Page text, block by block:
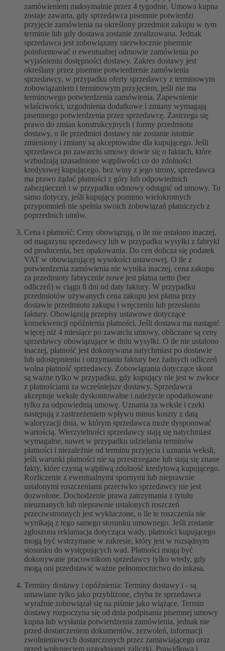
zamówieniem maksymalnie przez 4 tygodnie. Umowa kupna
zostaje zawarta, gdy sprzedawca pisemnie potwierdzi
przyjęcie zamówienia na określony przedmiot zakupu w tym
terminie lub gdy dostawa zostanie zrealizowana. Jednak
sprzedawca jest zobowiązany niezwłocznie pisemnie
poinformować o ewentualnej odmowie zamówienia po
wyjaśnieniu dostępności dostawy. Zakres dostawy jest
określany przez pisemne potwierdzenie zamówienia
sprzedawcy, w przypadku oferty sprzedawcy z terminowym
zobowiązaniem i terminowym przyjęciem, jeśli nie ma
terminowego potwierdzenia zamówienia. Zapewnienie
właściwości, uzgodnienia dodatkowe i zmiany wymagają
pisemnego potwierdzenia przez sprzedawcę. Zastrzega się
prawo do zmian konstrukcyjnych i formy przedmiotu
dostawy, o ile przedmiot dostawy nie zostanie istotnie
zmieniony i zmiany są akceptowalne dla kupującego. Jeśli
sprzedawca po zawarciu umowy dowie się o faktach, które
wzbudzają uzasadnione wątpliwości co do zdolności
kredytowej kupującego, bez winy z jego strony, sprzedawca
ma prawo żądać płatności z góry lub odpowiednich
zabezpieczeń i w przypadku odmowy odstąpić od umowy. To
samo dotyczy, jeśli kupujący pomimo wielokrotnych
przypomnień nie spełnia swoich zobowiązań płatniczych z
poprzednich umów.
Cena i płatność: Ceny obowiązują, o ile nie ustalono inaczej,
od magazynu sprzedawcy lub w przypadku wysyłki z fabryki
od producenta, bez opakowania. Do cen dolicza się podatek
VAT w obowiązującej wysokości ustawowej. O ile z
potwierdzenia zamówienia nie wynika inaczej, cena zakupu
za przedmioty fabrycznie nowe jest płatna netto (bez
odliczeń) w ciągu 8 dni od daty faktury. W przypadku
przedmiotów używanych cena zakupu jest płatna przy
dostawie przedmiotu zakupu i wręczeniu lub przesłaniu
faktury. Obowiązują przepisy ustawowe dotyczące
konsekwencji opóźnienia płatności. Jeśli dostawa ma nastąpić
więcej niż 4 miesiące po zawarciu umowy, obliczane są ceny
sprzedawcy obowiązujące w dniu wysyłki. O ile nie ustalono
inaczej, płatność jest dokonywana natychmiast po dostawie
lub udostępnieniu i otrzymaniu faktury bez żadnych odliczeń
wolna płatność sprzedawcy. Zobowiązania dotyczące skont
są ważne tylko w przypadku, gdy kupujący nie jest w zwłoce
z płatnościami za wcześniejsze dostawy. Sprzedawca
akceptuje weksle dyskontowalne i należycie opodatkowane
tylko za odpowiednią umowę. Uznania za weksle i czeki
następują z zastrzeżeniem wpływu minus koszty z datą
waloryzacji dnia, w którym sprzedawca może dysponować
wartością. Wierzytelności sprzedawcy stają się natychmiast
wymagalne, nawet w przypadku udzielania terminów
płatności i niezależnie od terminu przyjęcia i uznania weksli,
jeśli warunki płatności nie są przestrzegane lub stają się znane
fakty, które czynią wątpliwą zdolność kredytową kupującego.
Rozliczenie z ewentualnymi spornymi lub nieprawnie
ustalonymi roszczeniami przeciwko sprzedawcy nie jest
dozwolone. Dochodzenie prawa zatrzymania z tytułu
nieuznanych lub nieprawnie ustalonych roszczeń
przeciwstronnych jest wykluczone, o ile te roszczenia nie
wynikają z tego samego stosunku umownego. Jeśli zostanie
zgłoszona reklamacja dotycząca wady, płatności kupującego
mogą być wstrzymane w zakresie, który jest w rozsądnym
stosunku do występujących wad. Płatności mogą być
dokonywane pracownikom sprzedawcy tylko wtedy, gdy
mogą oni przedstawić ważne pełnomocnictwo do inkasa.
Terminy dostawy i opóźnienia: Terminy dostawy i - są
umawiane tylko jako przybliżone, chyba że sprzedawca
wyraźnie zobowiązał się na piśmie jako wiążące. Termin
dostawy rozpoczyna się od dnia podpisania pisemnej umowy
kupna lub wysłania potwierdzenia zamówienia, jednak nie
przed dostarczeniem dokumentów, zezwoleń, informacji
zwolnieniowych dostarczonych przez zamawiającego oraz
przed wpłynięciem uzgodnionej zaliczki. Prawidłowa i